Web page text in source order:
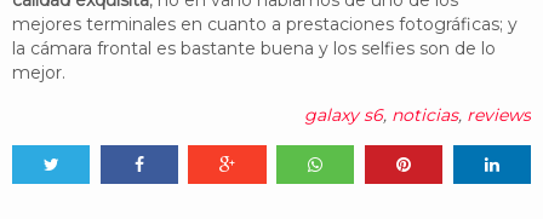
mejores terminales en cuanto a prestaciones fotográficas; y
la cámara frontal es bastante buena y los selfies son de lo
mejor.
galaxy s6, noticias, reviews